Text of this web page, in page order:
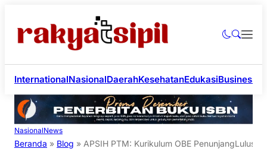
InternationalNasionalDaerahKesehatanEdukasiBusiness
NasionalNews
Beranda » Blog » APSIH PTM: Kurikulum OBE